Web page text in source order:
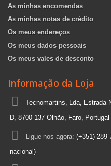
As minhas encomendas
As minhas notas de crédito
Os meus endereços
Os meus dados pessoais
Os meus vales de desconto
Informação da Loja
Tecnomartins, Lda, Estrada
D, 8700-137 Olhão, Faro, Portugal
Ligue-nos agora: (+351) 289
nacional)